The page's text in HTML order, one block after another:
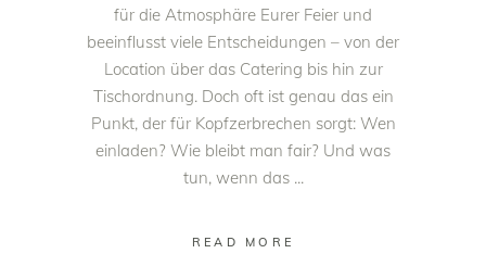
für die Atmosphäre Eurer Feier und
beeinflusst viele Entscheidungen – von der
Location über das Catering bis hin zur
Tischordnung. Doch oft ist genau das ein
Punkt, der für Kopfzerbrechen sorgt: Wen
einladen? Wie bleibt man fair? Und was
tun, wenn das
READ MORE